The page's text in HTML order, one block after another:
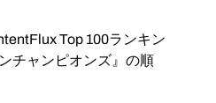
Top 100ランキン
チャンピオンズ』の順